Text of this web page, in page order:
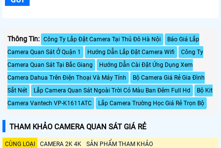
Thông Tin: Công Ty Lắp Đặt Camera Tại Thủ Đô Hà Nội
Báo Giá Lắp
Camera Quan Sát Ở Quận 1
Hướng Dẫn Lắp Đặt Camera Wifi
Công Ty
Camera Quan Sát Tại Bắc Giang
Hướng Dẫn Cài Đặt Ứng Dụng Xem
Camera Dahua Trên Điện Thoại Và Máy Tính
Bộ Camera Giá Rẻ Gia Đình
Sắt Nét
Lắp Camera Quan Sát Ngoài Trời Có Màu Ban Đêm Full Hd
Bộ Kit
Camera Vantech VP-K1611ATC
Lắp Camera Trường Học Giá Rẻ Trọn Bộ
THAM KHẢO CAMERA QUAN SÁT GIÁ RẺ
CÙNG LOẠI CAMERA 2K 4K SẢN PHẨM THAM KHẢO